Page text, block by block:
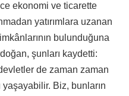
ekonomi ve ticarette
yatırımlara uzanan
bulunduğuna
şunları kaydetti:
de zaman zaman
yaşayabilir. Biz, bunların